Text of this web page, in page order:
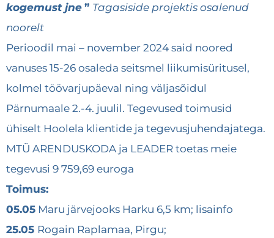
kogemust jne ” Tagasiside projektis osalenud
noorelt
Perioodil mai – november 2024 said noored
vanuses 15-26 osaleda seitsmel liikumisüritusel,
kolmel töövarjupäeval ning väljasõidul
Pärnumaale 2.-4. juulil. Tegevused toimusid
ühiselt Hoolela klientide ja tegevusjuhendajatega.
MTÜ ARENDUSKODA ja LEADER toetas meie
tegevusi 9 759,69 euroga
Toimus:
05.05 Maru järvejooks Harku 6,5 km; lisainfo
25.05 Rogain Raplamaa, Pirgu;